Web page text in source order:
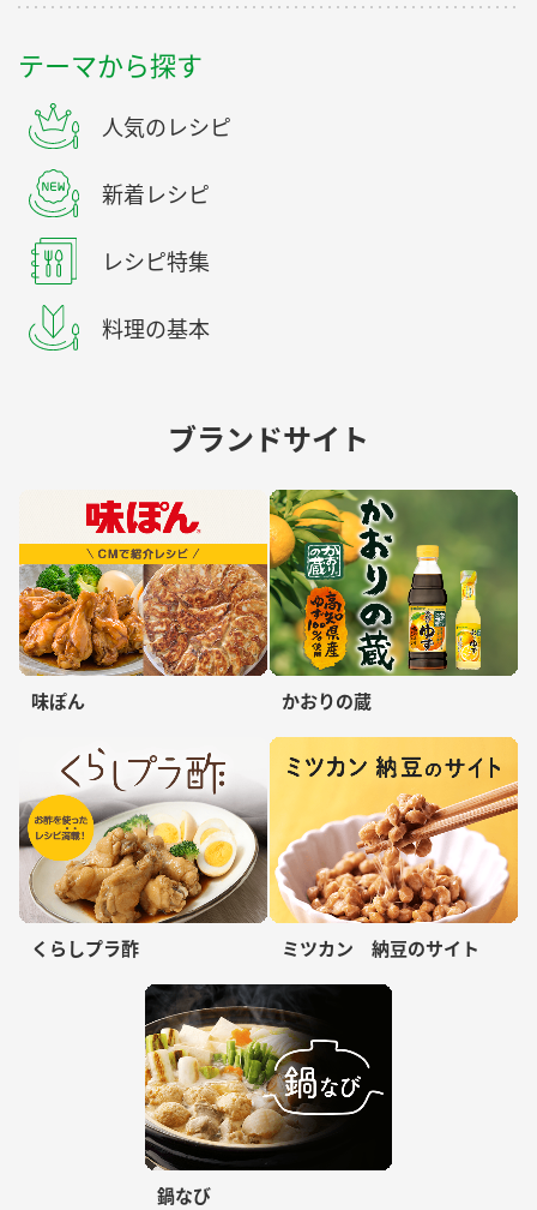
テーマから探す
人気のレシピ
新着レシピ
レシピ特集
料理の基本
ブランドサイト
味ぽん かおりの蔵
くらしプラ酢 ミツカン 納豆のサイト
鍋なび